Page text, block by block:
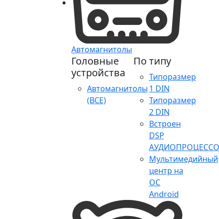
Автомагнитолы
Головные
устройства
Автомагнитолы
(ВСЕ)
По типу
Типоразмер
1 DIN
Типоразмер
2 DIN
Встроен
DSP
Мультимедийный
центр на
ОС
Android